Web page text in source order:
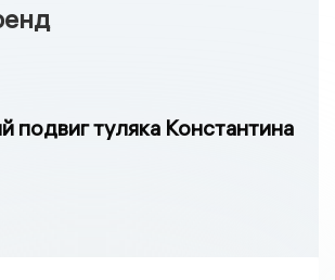
подвиг туляка Константина